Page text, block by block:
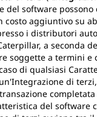
del software possono
costo aggiuntivo su
i distributori
a seconda
soggette a termini e
di qualsiasi
di
del software